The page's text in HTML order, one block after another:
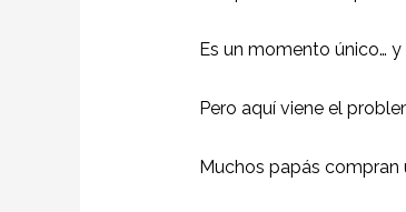
Es un momento único…
Pero aquí viene el
Muchos papás compran